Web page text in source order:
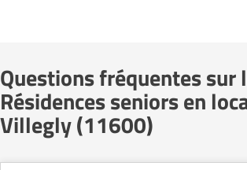
Questions fréquentes sur
Résidences seniors en
Villegly (11600)